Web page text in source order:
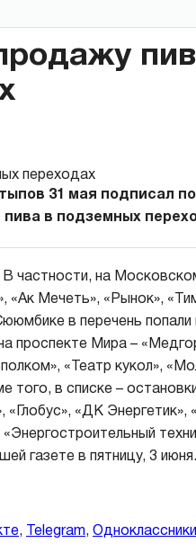
31 мая подписал
в подземных
частности, на
«Ак Мечеть», «Рынок»,
в перечень попали
проспекте Мира –
«Театр кукол»,
того, в списке –
«ДК Энергетик»,
газете в пятницу, 3 июня.
, Telegram, Одноклассники